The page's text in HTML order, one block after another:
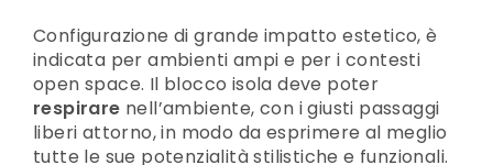
Configurazione di grande impatto estetico, è
indicata per ambienti ampi e per i contesti
open space. Il blocco isola deve poter
respirare nell’ambiente, con i giusti passaggi
liberi attorno, in modo da esprimere al meglio
tutte le sue potenzialità stilistiche e funzionali.